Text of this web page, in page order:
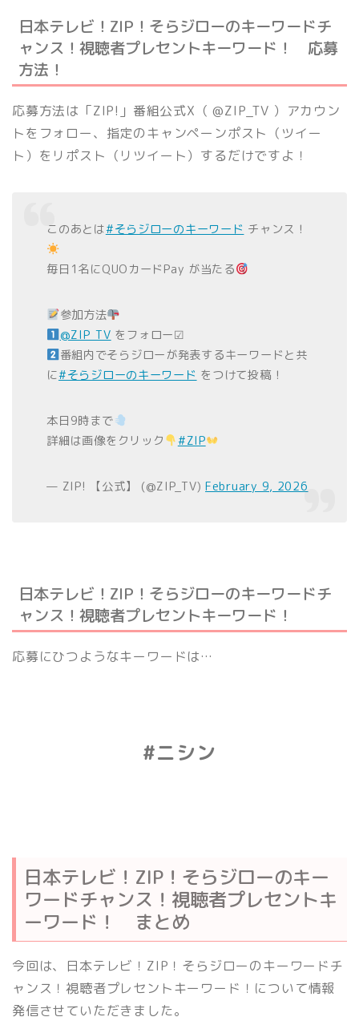
日本テレビ！ZIP！そらジローのキーワードチ
ャンス！視聴者プレセントキーワード！ 応募
方法！
応募方法は「ZIP!」番組公式X（ @ZIP_TV ）アカウン
トをフォロー、指定のキャンペーンポスト（ツイー
ト）をリポスト（リツイート）するだけですよ！
このあとは#そらジローのキーワード チャンス！
毎日1名にQUOカードPay が当たる
参加方法
@ZIP_TV をフォロー☑
番組内でそらジローが発表するキーワードと共
に#そらジローのキーワード をつけて投稿！
本日9時まで
詳細は画像をクリック
#ZIP
— ZIP! 【公式】 (@ZIP_TV)February 9, 2026
日本テレビ！ZIP！そらジローのキーワードチ
ャンス！視聴者プレセントキーワード！
応募にひつようなキーワードは…
#ニシン
日本テレビ！ZIP！そらジローのキー
ワードチャンス！視聴者プレセントキ
ーワード！ まとめ
今回は、日本テレビ！ZIP！そらジローのキーワードチ
ャンス！視聴者プレセントキーワード！について情報
発信させていただきました。